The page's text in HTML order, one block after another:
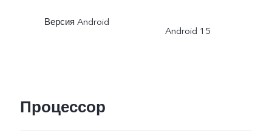
Версия Android
Android 15
Процессор